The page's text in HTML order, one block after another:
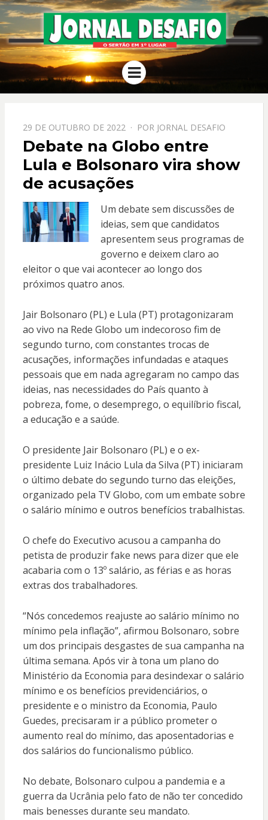
JORNAL
DESAFIO
O Sertão em 1º Lugar
Menu
PPOSTADO
EM
29 DE OUTUBRO DE 2022 POR JORNAL DESAFIO
Debate na Globo entre
Lula e Bolsonaro vira show
de acusações
Um debate sem discussões de
ideias, sem que candidatos
apresentem seus programas de
governo e deixem claro ao
eleitor o que vai acontecer ao longo dos
próximos quatro anos.
Jair Bolsonaro (PL) e Lula (PT) protagonizaram
ao vivo na Rede Globo um indecoroso fim de
segundo turno, com constantes trocas de
acusações, informações infundadas e ataques
pessoais que em nada agregaram no campo das
ideias, nas necessidades do País quanto à
pobreza, fome, o desemprego, o equilíbrio fiscal,
a educação e a saúde.
O presidente Jair Bolsonaro (PL) e o ex-
presidente Luiz Inácio Lula da Silva (PT) iniciaram
o último debate do segundo turno das eleições,
organizado pela TV Globo, com um embate sobre
o salário mínimo e outros benefícios trabalhistas.
O chefe do Executivo acusou a campanha do
petista de produzir fake news para dizer que ele
acabaria com o 13º salário, as férias e as horas
extras dos trabalhadores.
“Nós concedemos reajuste ao salário mínimo no
mínimo pela inflação”, afirmou Bolsonaro, sobre
um dos principais desgastes de sua campanha na
última semana. Após vir à tona um plano do
Ministério da Economia para desindexar o salário
mínimo e os benefícios previdenciários, o
presidente e o ministro da Economia, Paulo
Guedes, precisaram ir a público prometer o
aumento real do mínimo, das aposentadorias e
dos salários do funcionalismo público.
No debate, Bolsonaro culpou a pandemia e a
guerra da Ucrânia pelo fato de não ter concedido
mais benesses durante seu mandato.